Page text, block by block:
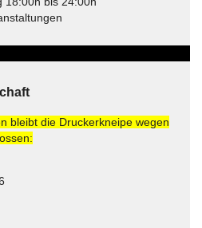
bleibt die Druckerkneipe wegen